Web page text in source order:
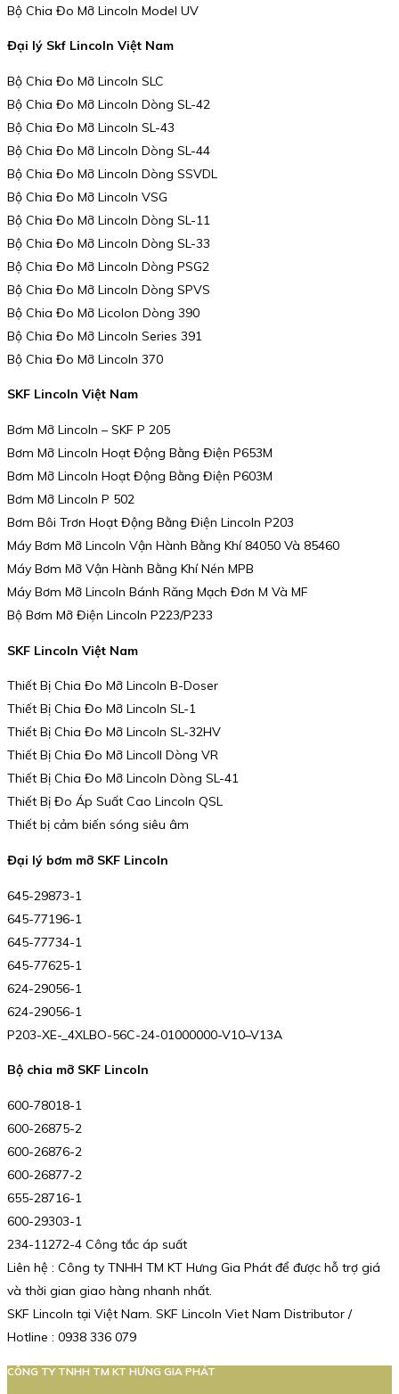
Bộ Chia Đo Mỡ Lincoln Model UV
Đại lý Skf Lincoln Việt Nam
Bộ Chia Đo Mỡ Lincoln SLC
Bộ Chia Đo Mỡ Lincoln Dòng SL-42
Bộ Chia Đo Mỡ Lincoln SL-43
Bộ Chia Đo Mỡ Lincoln Dòng SL-44
Bộ Chia Đo Mỡ Lincoln Dòng SSVDL
Bộ Chia Đo Mỡ Lincoln VSG
Bộ Chia Đo Mỡ Lincoln Dòng SL-11
Bộ Chia Đo Mỡ Lincoln Dòng SL-33
Bộ Chia Đo Mỡ Lincoln Dòng PSG2
Bộ Chia Đo Mỡ Lincoln Dòng SPVS
Bộ Chia Đo Mỡ Licolon Dòng 390
Bộ Chia Đo Mỡ Lincoln Series 391
Bộ Chia Đo Mỡ Lincoln 370
SKF Lincoln Việt Nam
Bơm Mỡ Lincoln – SKF P 205
Bơm Mỡ Lincoln Hoạt Động Bằng Điện P653M
Bơm Mỡ Lincoln Hoạt Động Bằng Điện P603M
Bơm Mỡ Lincoln P 502
Bơm Bôi Trơn Hoạt Động Bằng Điện Lincoln P203
Máy Bơm Mỡ Lincoln Vận Hành Bằng Khí 84050 Và 85460
Máy Bơm Mỡ Vận Hành Bằng Khí Nén MPB
Máy Bơm Mỡ Lincoln Bánh Răng Mạch Đơn M Và MF
Bộ Bơm Mỡ Điện Lincoln P223/P233
SKF Lincoln Việt Nam
Thiết Bị Chia Đo Mỡ Lincoln B-Doser
Thiết Bị Chia Đo Mỡ Lincoln SL-1
Thiết Bị Chia Đo Mỡ Lincoln SL-32HV
Thiết Bị Chia Đo Mỡ Lincoll Dòng VR
Thiết Bị Chia Đo Mỡ Lincoln Dòng SL-41
Thiết Bị Đo Áp Suất Cao Lincoln QSL
Thiết bị cảm biến sóng siêu âm
Đại lý bơm mỡ SKF Lincoln
645-29873-1
645-77196-1
645-77734-1
645-77625-1
624-29056-1
624-29056-1
P203-XE-_4XLBO-56C-24-01000000-V10–V13A
Bộ chia mỡ SKF Lincoln
600-78018-1
600-26875-2
600-26876-2
600-26877-2
655-28716-1
600-29303-1
234-11272-4 Công tắc áp suất
Liên hệ : Công ty TNHH TM KT Hưng Gia Phát để được hỗ trợ giá
và thời gian giao hàng nhanh nhất.
SKF Lincoln tại Việt Nam. SKF Lincoln Viet Nam Distributor /
Hotline : 0938 336 079
CÔNG TY TNHH TM KT HƯNG GIA PHÁT